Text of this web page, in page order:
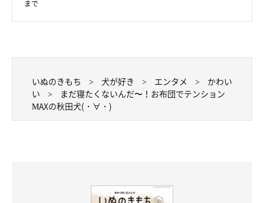
まで
いぬのきもち 犬が好き エンタメ
かわい
い
まだ寝たくないんだ〜！お布団でテンション
MAXの秋田犬(・∀・)